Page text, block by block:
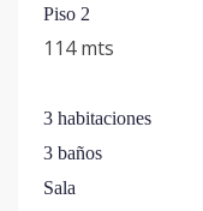
Piso 2
114 mts
3 habitaciones
3 baños
Sala